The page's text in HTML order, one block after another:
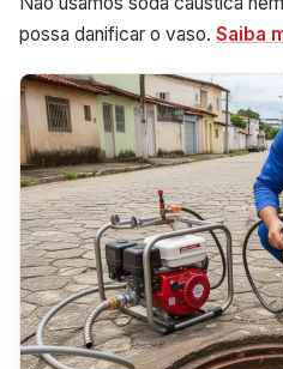
possa danificar o vaso. Saiba